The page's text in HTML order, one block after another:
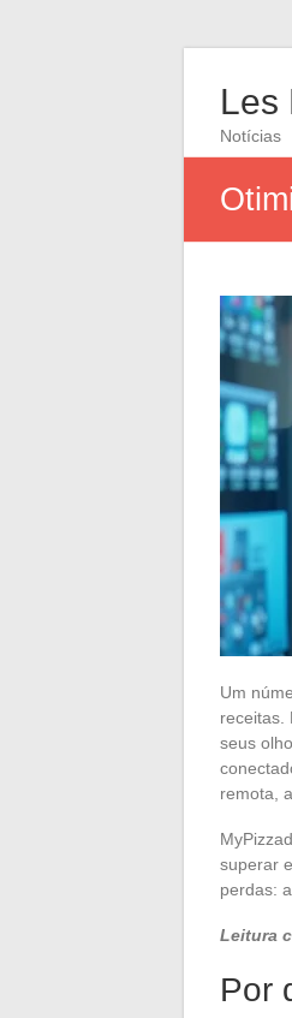
Les
Notícias
Um
receitas.
seus
remota,
superar
perdas:
Leitura
Por